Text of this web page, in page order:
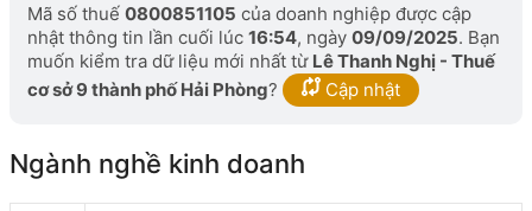
Mã số thuế 0800851105 của doanh nghiệp được cập
nhật thông tin lần cuối lúc 16:54, ngày 09/09/2025. Bạn
muốn kiểm tra dữ liệu mới nhất từ Lê Thanh Nghị - Thuế
cơ sở 9 thành phố Hải Phòng? Cập nhật
Ngành nghề kinh doanh